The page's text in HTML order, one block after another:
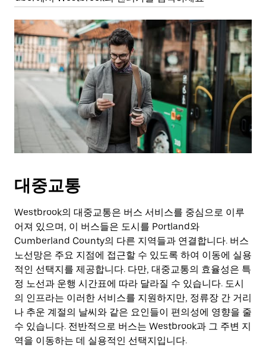
대중교통
Westbrook의 대중교통은 버스 서비스를 중심으로 이루
어져 있으며, 이 버스들은 도시를 Portland와
Cumberland County의 다른 지역들과 연결합니다. 버스
노선망은 주요 지점에 접근할 수 있도록 하여 이동에 실용
적인 선택지를 제공합니다. 다만, 대중교통의 효율성은 특
정 노선과 운행 시간표에 따라 달라질 수 있습니다. 도시
의 인프라는 이러한 서비스를 지원하지만, 정류장 간 거리
나 추운 계절의 날씨와 같은 요인들이 편의성에 영향을 줄
수 있습니다. 전반적으로 버스는 Westbrook과 그 주변 지
역을 이동하는 데 실용적인 선택지입니다.